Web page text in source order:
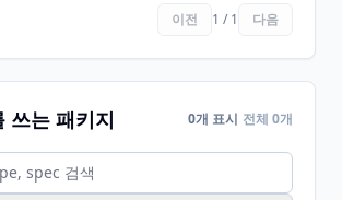
이전 1 / 1 다음
쓰는 패키지 0개 표시 전체 0개